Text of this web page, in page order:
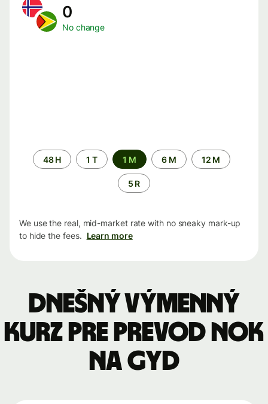
0
No change
Time
period
48 H 1 T 1 M 6 M 12 M
5 R
We use the real, mid-market rate with no sneaky mark-up
to hide the fees. Learn more
Dnešný výmenný
kurz pre prevod NOK
na GYD